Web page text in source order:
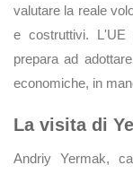
valutare la reale
e costruttivi. L'UE
prepara ad
economiche, in
La visita di
Andriy Yermak,